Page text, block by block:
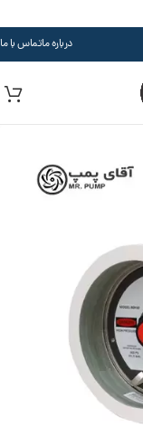
درباره ماتماس با ما